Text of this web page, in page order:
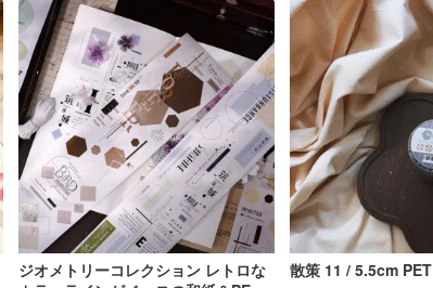
ジオメトリーコレクション レトロな
散策 11 / 5.5cm PET